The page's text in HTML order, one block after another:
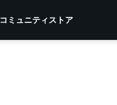
コミュニティストア